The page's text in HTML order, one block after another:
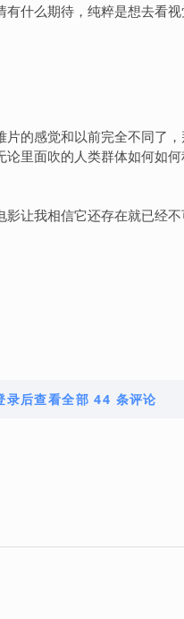
什么期待，纯粹是想去看
的感觉和以前完全不同了
里面吹的人类群体如何如
让我相信它还存在就已经不
录后查看全部 44 条评论